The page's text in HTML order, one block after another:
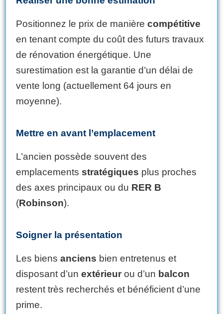
Positionnez le prix de manière compétitive
en tenant compte du coût des futurs travaux
de rénovation énergétique. Une
surestimation est la garantie d’un délai de
vente long (actuellement 64 jours en
moyenne).
Mettre en avant l’emplacement
L’ancien possède souvent des
emplacements stratégiques plus proches
des axes principaux ou du RER B
(Robinson).
Soigner la présentation
Les biens anciens bien entretenus et
disposant d’un extérieur ou d’un balcon
restent très recherchés et bénéficient d’une
prime.